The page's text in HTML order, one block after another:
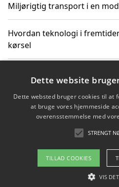
Miljørigtig transport i en
Hvordan teknologi i
kørsel
kører mere miljøvenligt
Sådan lærer du miljørigtig
Copyright 2026
Om / kontakt
Dette website
Dette websted bruger cookies til at
at bruge vores hjemmeside
overensstemmelse med
STRENGT
TILLAD COOKIES
VIS